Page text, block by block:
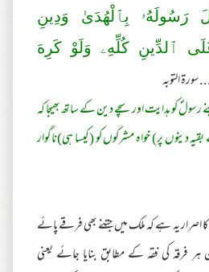
رَ‌سُولَهُۥ بِٱلْهُدَىٰ وَدِينِ
ٱلدِّينِ كُلِّهِۦ وَلَوْ كَرِ‌هَ
التوبہ
کو ہدایت اور سچے دین کے ساتھ بھیجا کہ
پر) خواہ مشرکوں کو (کیسا ہی)ناگوار
کا اصرار یہ ہے کہ ملک میں جتنے بھی فرقے پائے
فرقہ کی فقہ کے مطابق بنایا جائے یعنی